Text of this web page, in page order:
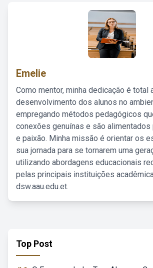
Emelie
Como mentor, minha dedicação é total
desenvolvimento dos alunos no
empregando métodos pedagógicos
conexões genuínas e são
e paixão. Minha missão é orientar os
sua jornada para se tornarem uma
utilizando abordagens educacionais
pelas principais instituições
dsw.aau.edu.et.
Top Post